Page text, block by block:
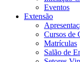
Eventos
Extensão
Cursos de
Matrículas
Salão de